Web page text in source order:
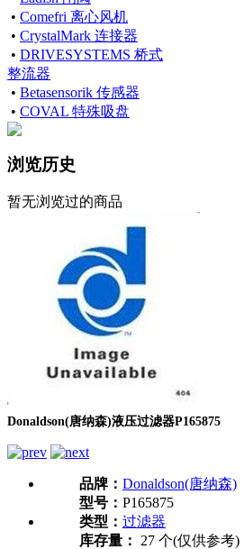
• Comefri 离心风机
• CrystalMark 连接器
• DRIVESYSTEMS 桥式
整流器
• Betasensorik 传感器
• COVAL 特殊吸盘
浏览历史
暂无浏览过的商品
Donaldson(唐纳森)液压过滤器P165875
品牌： Donaldson(唐纳森)
型号： P165875
类型： 过滤器
库存量：
27 个(仅供参考)